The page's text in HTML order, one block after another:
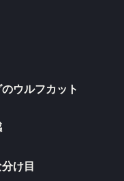
ウルフカット
け目